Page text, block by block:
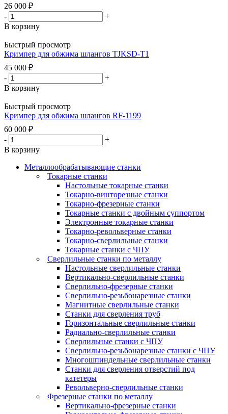
26 000 ₽
-
+
В корзину
Быстрый просмотр
Кримпер для обжима шлангов TJKSD-T1
45 000 ₽
-
+
В корзину
Быстрый просмотр
Кримпер для обжима шлангов RF-1199
60 000 ₽
-
+
В корзину
Металлообрабатывающие станки
Токарные станки
Настольные токарные станки
Токарно-винторезные станки
Токарно-фрезерные станки
Токарные станки с двойным суппортом
Электронные токарные станки
Токарно-револьверные станки
Токарно-сверлильные станки
Токарные станки с ЧПУ
Сверлильные станки по металлу
Настольные сверлильные станки
Вертикально-сверлильные станки
Сверлильно-фрезерные станки
Сверлильно-резьбонарезные станки
Магнитные сверлильные станки
Станки для сверления труб
Горизонтальные сверлильные станки
Радиально-сверлильные станки
Сверлильные станки с ЧПУ
Сверлильно-резьбонарезные станки с ЧПУ
Многошпиндельные сверлильные станки
Станки для сверления отверстий под
катетеры
Револьверно-сверлильные станки
Фрезерные станки по металлу
Вертикально-фрезерные станки